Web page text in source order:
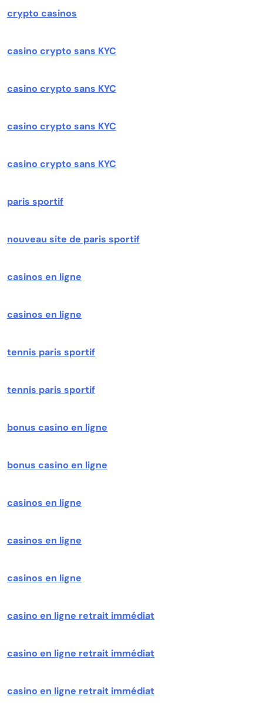
crypto casinos
casino crypto sans KYC
casino crypto sans KYC
casino crypto sans KYC
casino crypto sans KYC
paris sportif
nouveau site de paris sportif
casinos en ligne
casinos en ligne
tennis paris sportif
tennis paris sportif
bonus casino en ligne
bonus casino en ligne
casinos en ligne
casinos en ligne
casinos en ligne
casino en ligne retrait immédiat
casino en ligne retrait immédiat
casino en ligne retrait immédiat